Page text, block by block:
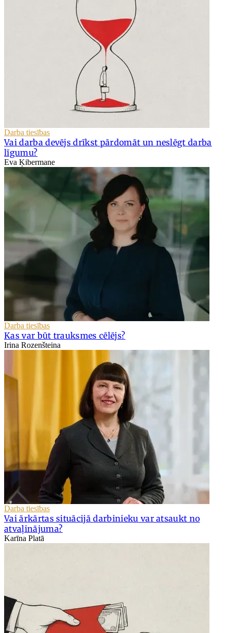
Darba tiesības
Vai darba devējs drīkst pārdomāt un neslēgt darba
līgumu?
Eva Ķibermane
Darba tiesības
Kas var būt trauksmes cēlējs?
Irina Rozenšteina
Darba tiesības
Vai ārkārtas situācijā darbinieku var atsaukt no
atvaļinājuma?
Karīna Platā